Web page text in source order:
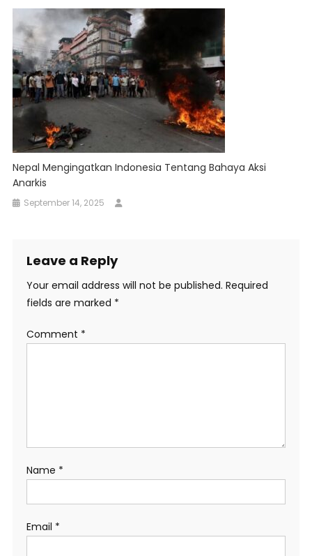
Nepal Mengingatkan Indonesia Tentang Bahaya Aksi
Anarkis
September 14, 2025
Leave a Reply
Your email address will not be published. Required
fields are marked *
Comment *
Name *
Email *